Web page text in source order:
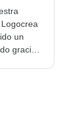
un
gracias
ha